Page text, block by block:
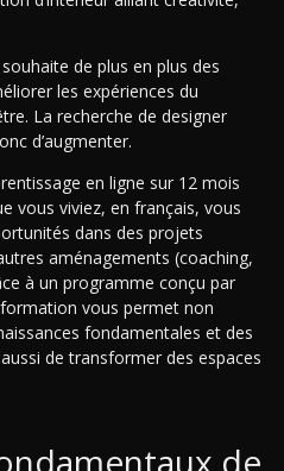
de plus en plus des
les expériences du
La recherche de designer
d’augmenter.
en ligne sur 12 mois
vous viviez, en français, vous
dans des projets
aménagements (coaching,
à un programme conçu par
vous permet non
fondamentales et des
de transformer des espaces
de